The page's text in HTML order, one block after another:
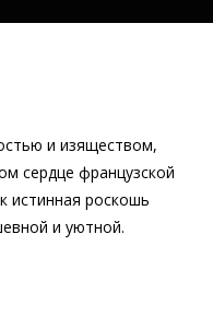
и изяществом,
сердце французской
истинная роскошь
и уютной.